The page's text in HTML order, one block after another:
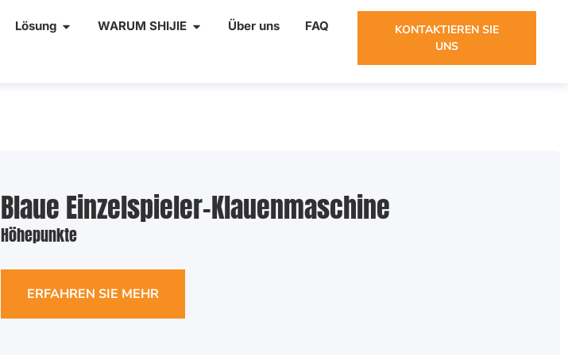
Lösung WARUM SHIJIE Über uns FAQ
KONTAKTIEREN SIE
UNS
Blaue Einzelspieler-Klauenmaschine
Höhepunkte
ERFAHREN SIE MEHR